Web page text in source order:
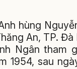
hùng
An, TP.
Ngân tham
1954, sau